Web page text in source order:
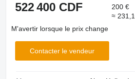
522 400 CDF
200 €
≈
M'avertir lorsque le prix change
Contacter le vendeur